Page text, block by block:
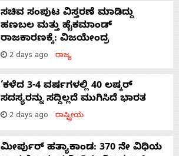
ಸಚಿವ ಸಂಪುಟ ವಿಸ್ತರಣೆ ಮಾಡಿದ್ದು
ಹಣಬಲ ಮತ್ತು ಹೈಕಮಾಂಡ್
ರಾಜಕಾರಣಕ್ಕೆ: ವಿಜಯೇಂದ್ರ
2 days ago ರಾಜ್ಯ
‘ಕಳೆದ 3-4 ವರ್ಷಗಳಲ್ಲಿ 40 ಲಷ್ಕರ್
ಸದಸ್ಯರನ್ನು ಸದ್ದಿಲ್ಲದೆ ಮುಗಿಸಿದೆ ಭಾರತ
2 days ago ರಾಷ್ಟ್ರೀಯ
ಮೀರ್ಪುರ್ ಹತ್ಯಾಕಾಂಡ: 370 ನೇ ವಿಧಿಯ